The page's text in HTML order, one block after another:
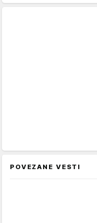
POVEZANE VESTI